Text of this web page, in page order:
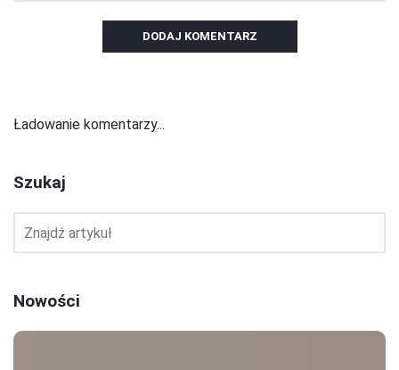
DODAJ KOMENTARZ
Ładowanie komentarzy...
Szukaj
Nowości